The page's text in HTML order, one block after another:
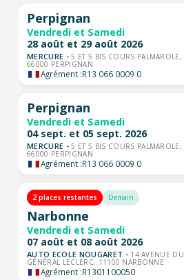
Perpignan
Vendredi et Samedi
28 août et 29 août 2026
MERCURE -5 ET 5 BIS COURS PALMAROLE,
66000 PERPIGNAN
Agrément :R13 066 0009 0
Perpignan
Vendredi et Samedi
04 sept. et 05 sept. 2026
MERCURE -5 ET 5 BIS COURS PALMAROLE,
66000 PERPIGNAN
Agrément :R13 066 0009 0
2 places restantes Demain
Narbonne
Vendredi et Samedi
07 août et 08 août 2026
AUTO ECOLE NOUGARET - 14 AVENUE DU
GÉNÉRAL LECLERC, 11100 NARBONNE
Agrément :R1301100050